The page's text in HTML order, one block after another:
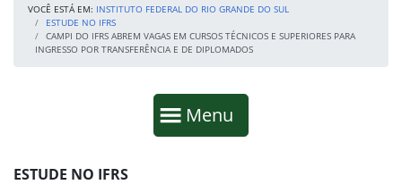
VOCÊ ESTÁ EM: INSTITUTO FEDERAL DO RIO GRANDE DO SUL
ESTUDE NO IFRS
CAMPI DO IFRS ABREM VAGAS EM CURSOS TÉCNICOS E SUPERIORES PARA
INGRESSO POR TRANSFERÊNCIA E DE DIPLOMADOS
Mostrar
Menu
Fim da navegação
Início do conteúdo
ESTUDE NO IFRS